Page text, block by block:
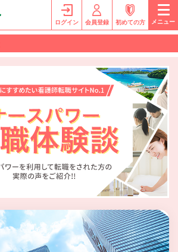
ログイン 会員登録 初めての方 メニュー